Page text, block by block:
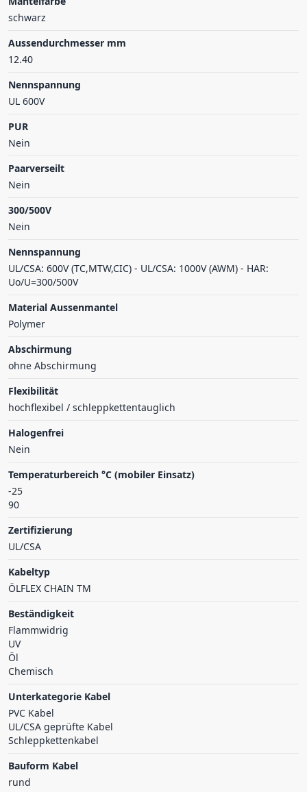
schwarz
Aussendurchmesser mm
12.40
Nennspannung
UL 600V
PUR
Nein
Paarverseilt
Nein
300/500V
Nein
Nennspannung
UL/CSA: 600V (TC,MTW,CIC) - UL/CSA: 1000V (AWM) - HAR:
Uo/U=300/500V
Material Aussenmantel
Polymer
Abschirmung
ohne Abschirmung
Flexibilität
hochflexibel / schleppkettentauglich
Halogenfrei
Nein
Temperaturbereich °C (mobiler Einsatz)
-25
90
Zertifizierung
UL/CSA
Kabeltyp
ÖLFLEX CHAIN TM
Beständigkeit
Flammwidrig
UV
Öl
Chemisch
Unterkategorie Kabel
PVC Kabel
UL/CSA geprüfte Kabel
Schleppkettenkabel
Bauform Kabel
rund